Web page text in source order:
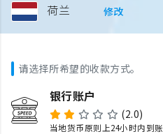
荷兰 修改
请选择所希望的收款方式。
银行账户
(2.0)
当地货币原则上24小时内到账